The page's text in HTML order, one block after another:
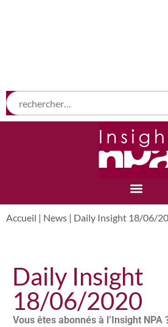
Accueil | News | Daily Insight 18/06/
Daily Insight
18/06/2020
Vous êtes abonnés à l’Insight